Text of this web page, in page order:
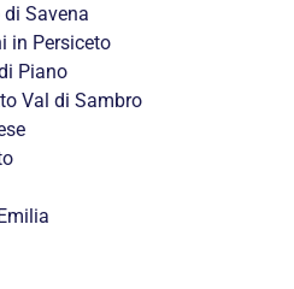
Savena
in Persiceto
Piano
Val di Sambro